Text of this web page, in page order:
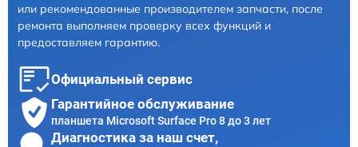
или рекомендованные производителем запчасти, после
ремонта выполняем проверку всех функций и
предоставляем гарантию.
Официальный сервис
Гарантийное обслуживание
планшета Microsoft Surface Pro 8 до 3 лет
Диагностика за наш счет,